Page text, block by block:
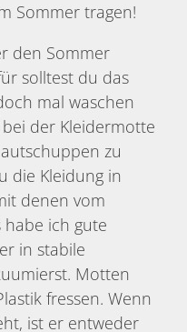
Sommer tragen!
den Sommer
solltest du das
mal waschen
der Kleidermotte
zu
die Kleidung in
denen vom
ich gute
in stabile
Motten
fressen. Wenn
ist er entweder